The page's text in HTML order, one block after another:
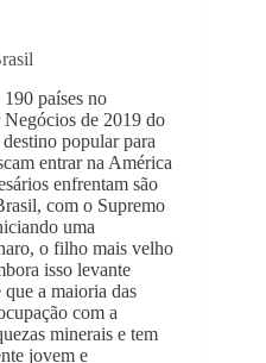
países no
de 2019 do
popular para
entrar na América
enfrentam são
com o Supremo
uma
o filho mais velho
isso levante
a maioria das
com a
minerais e tem
jovem e